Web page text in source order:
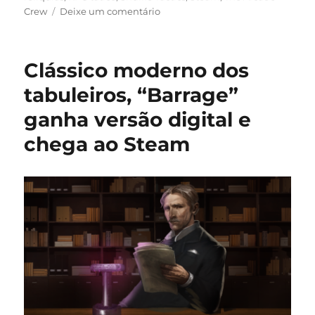
Crew
Deixe um comentárioem
combates
e
fantasia
sombria
ao
desconto
de
lançamento
Clássico moderno dos
tabuleiros, “Barrage”
ganha versão digital e
chega ao Steam